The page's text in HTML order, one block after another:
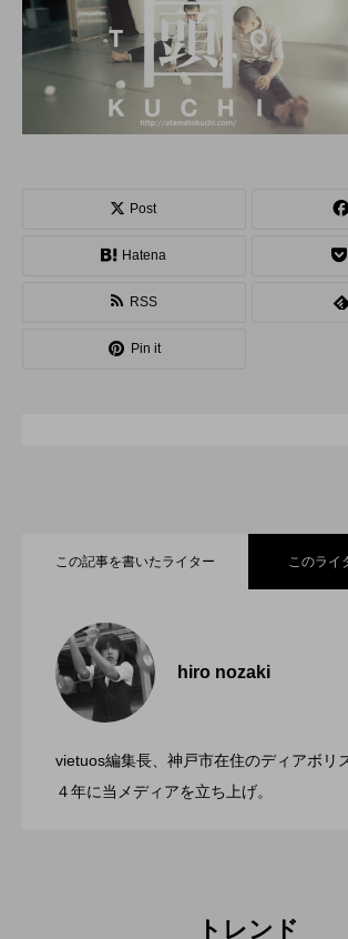
北海道 東北 関東
四国 中国 九州 沖縄
オンライン ボール クラブ
フラワースティック シガーボックス
シェーカーカップ
スピニングプレート
Post
Hatena
RSS
Pin it
この記事を書いたライター このライ
hiro nozaki
vietuos編集長、神戸市在住のディアボリ
４年に当メディアを立ち上げ。
2022.06.21
2022.06.21
2022.06.21
催。運営スタッフも募集中。
トレンド